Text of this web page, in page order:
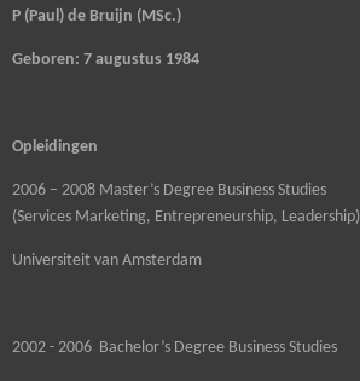
e
l
r
e
P (Paul) de Bruijn (MSc.)
Geboren: 7 augustus 1984
Opleidingen
2006 – 2008 Master’s Degree Business Studies
(Services Marketing, Entrepreneurship, Leadership)
Universiteit van Amsterdam
2002 - 2006 Bachelor’s Degree Business Studies